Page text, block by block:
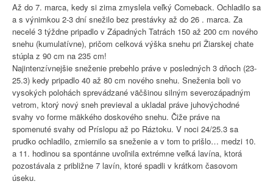
Až do 7. marca, kedy si zima zmyslela veľký Comeback. Ochladilo sa
a s výnimkou 2-3 dní snežilo bez prestávky až do 26 . marca. Za
necelé 3 týždne pripadlo v Západných Tatrách 150 až 200 cm nového
snehu (kumulatívne), pričom celková výška snehu pri Žiarskej chate
stúpla z 90 cm na 235 cm!
Najintenzívnejšie sneženie prebehlo práve v posledných 3 dňoch (23-
25.3) kedy pripadlo 40 až 80 cm nového snehu. Sneženia boli vo
vysokých polohách sprevádzané väčšinou silným severozápadným
vetrom, ktorý nový sneh previeval a ukladal práve juhovýchodné
svahy vo forme mäkkého doskového snehu. Čiže práve na
spomenuté svahy od Príslopu až po Ráztoku. V noci 24/25.3 sa
prudko ochladilo, zmiernilo sa sneženie a v tom to prišlo… medzi 10.
a 11. hodinou sa spontánne uvoľnila extrémne veľká lavína, ktorá
pozostávala z približne 7 lavín, ktoré spadli v krátkom časovom
úseku.